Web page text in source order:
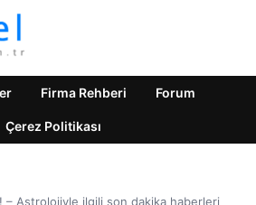
Firma Rehberi Forum
Çerez Politikası
– Astrolojiyle ilgili son dakika haberleri